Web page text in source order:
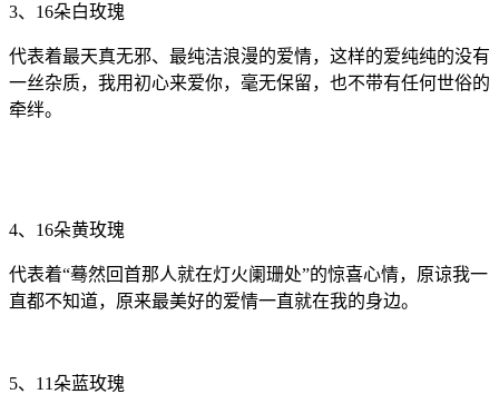
3、16朵白玫瑰
代表着最天真无邪、最纯洁浪漫的爱情，这样的爱纯纯的没有
一丝杂质，我用初心来爱你，毫无保留，也不带有任何世俗的
牵绊。
4、16朵黄玫瑰
代表着“蓦然回首那人就在灯火阑珊处”的惊喜心情，原谅我一
直都不知道，原来最美好的爱情一直就在我的身边。
5、11朵蓝玫瑰